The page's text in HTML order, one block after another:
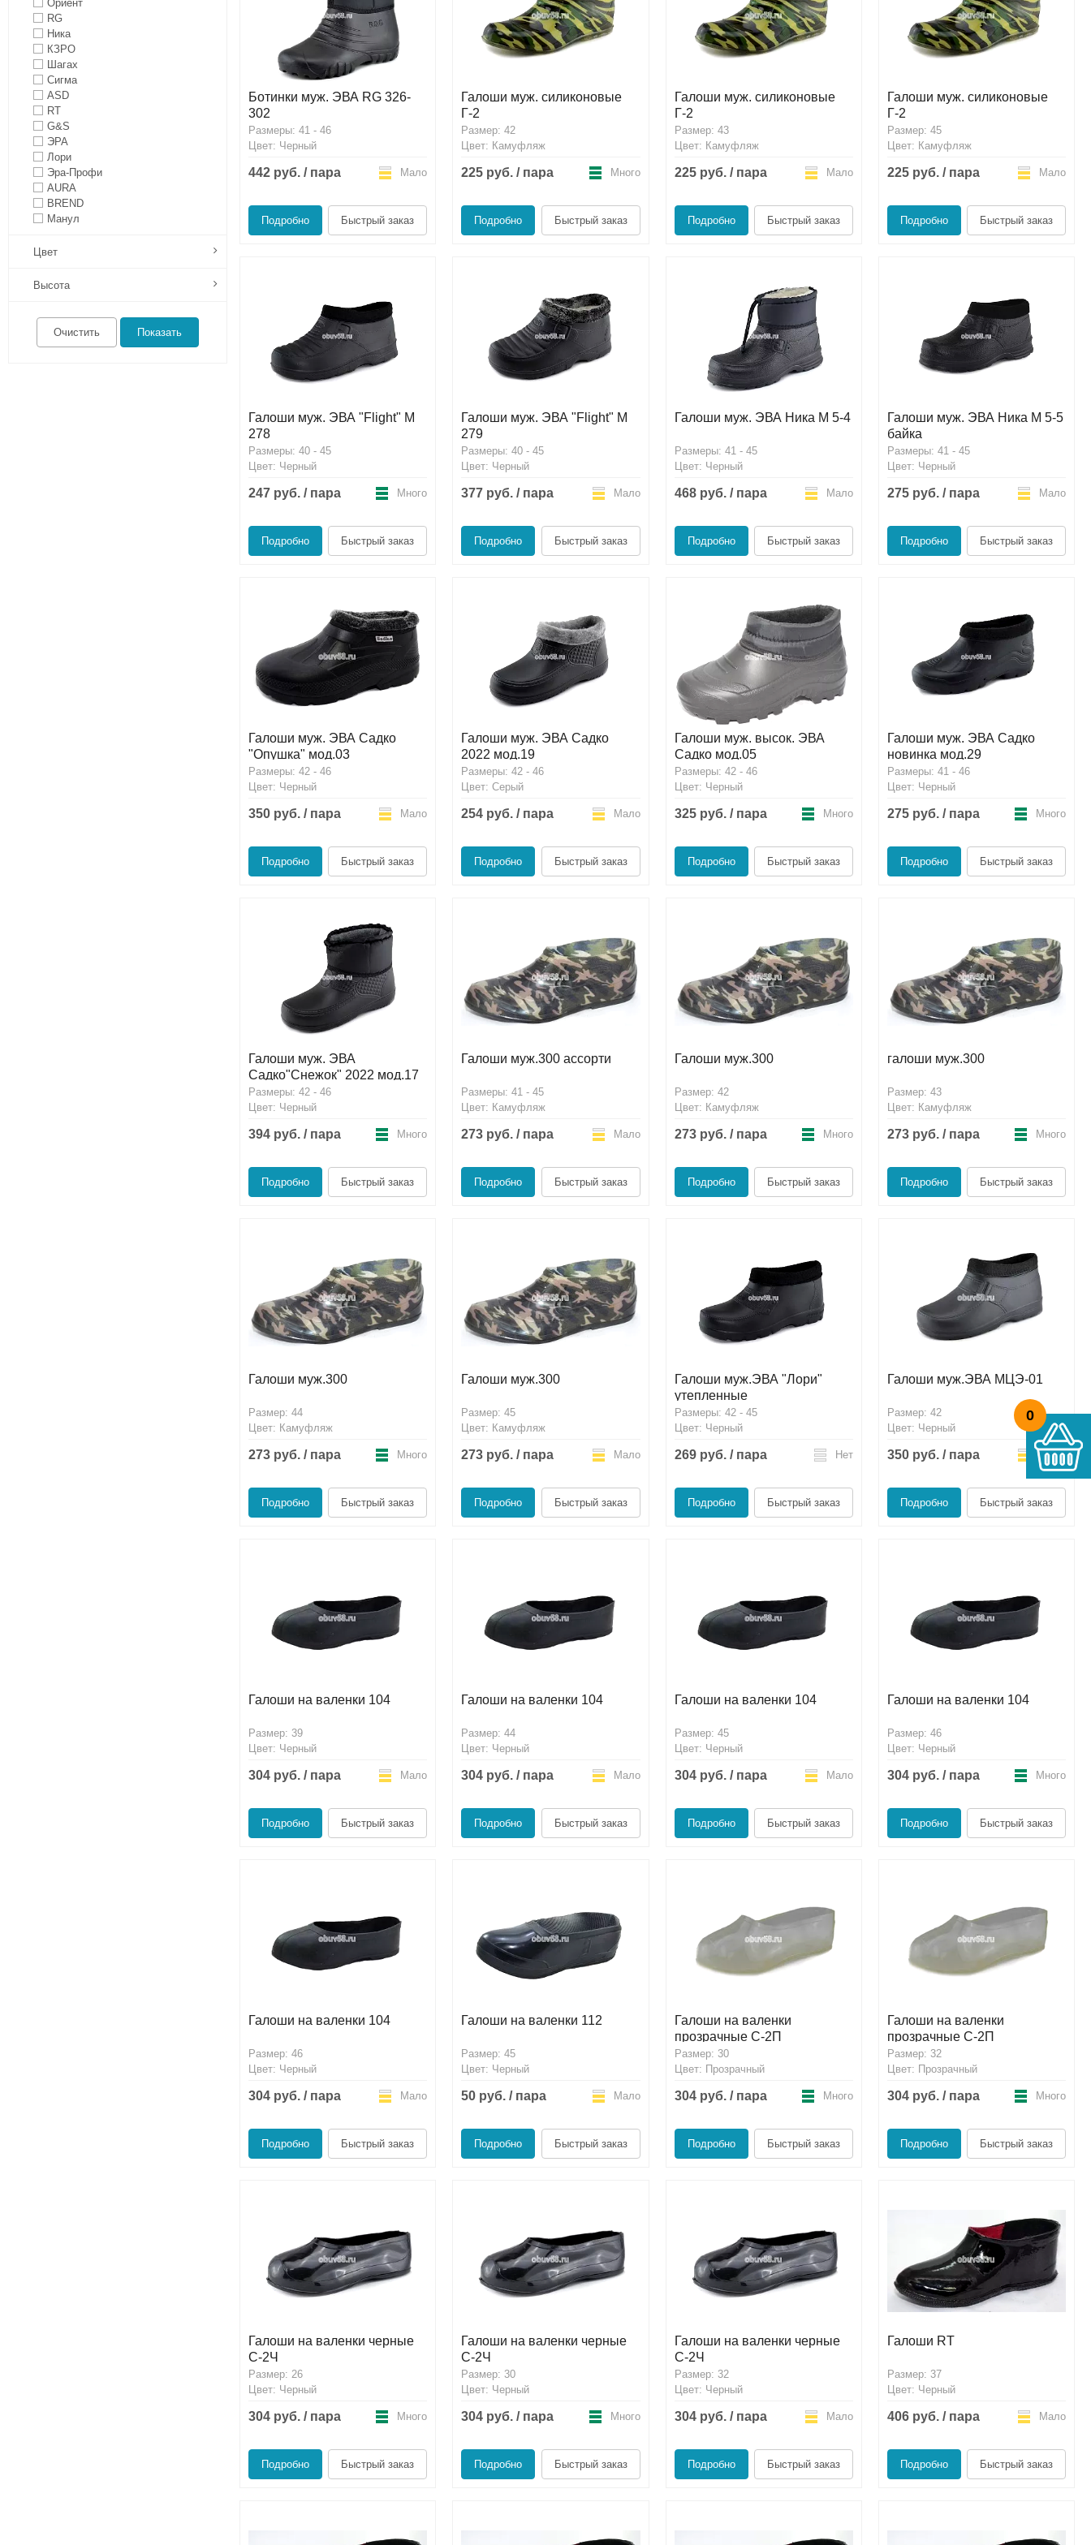
0
Ориент
RG
Ника
КЗРО
Шагах
Сигма
ASD
RT
G&S
ЭРА
Лори
Эра-Профи
AURA
BREND
Манул
Цвет
Высота
Ботинки муж. ЭВА RG 326-
302
Размеры: 41 - 46
Цвет: Черный
442 руб. / пара Мало
Подробно Быстрый заказ
Галоши муж. силиконовые
Г-2
Размер: 42
Цвет: Камуфляж
225 руб. / пара Много
Подробно Быстрый заказ
Галоши муж. силиконовые
Г-2
Размер: 43
Цвет: Камуфляж
225 руб. / пара Мало
Подробно Быстрый заказ
Галоши муж. силиконовые
Г-2
Размер: 45
Цвет: Камуфляж
225 руб. / пара Мало
Подробно Быстрый заказ
Галоши муж. ЭВА "Flight" М
278
Размеры: 40 - 45
Цвет: Черный
247 руб. / пара Много
Подробно Быстрый заказ
Галоши муж. ЭВА "Flight" М
279
Размеры: 40 - 45
Цвет: Черный
377 руб. / пара Мало
Подробно Быстрый заказ
Галоши муж. ЭВА Ника М 5-4
Размеры: 41 - 45
Цвет: Черный
468 руб. / пара Мало
Подробно Быстрый заказ
Галоши муж. ЭВА Ника М 5-5
байка
Размеры: 41 - 45
Цвет: Черный
275 руб. / пара Мало
Подробно Быстрый заказ
Галоши муж. ЭВА Садко
"Опушка" мод.03
Размеры: 42 - 46
Цвет: Черный
350 руб. / пара Мало
Подробно Быстрый заказ
Галоши муж. ЭВА Садко
2022 мод.19
Размеры: 42 - 46
Цвет: Серый
254 руб. / пара Мало
Подробно Быстрый заказ
Галоши муж. высок. ЭВА
Садко мод.05
Размеры: 42 - 46
Цвет: Черный
325 руб. / пара Много
Подробно Быстрый заказ
Галоши муж. ЭВА Садко
новинка мод.29
Размеры: 41 - 46
Цвет: Черный
275 руб. / пара Много
Подробно Быстрый заказ
Галоши муж. ЭВА
Садко"Снежок" 2022 мод.17
Размеры: 42 - 46
Цвет: Черный
394 руб. / пара Много
Подробно Быстрый заказ
Галоши муж.300 ассорти
Размеры: 41 - 45
Цвет: Камуфляж
273 руб. / пара Мало
Подробно Быстрый заказ
Галоши муж.300
Размер: 42
Цвет: Камуфляж
273 руб. / пара Много
Подробно Быстрый заказ
галоши муж.300
Размер: 43
Цвет: Камуфляж
273 руб. / пара Много
Подробно Быстрый заказ
Галоши муж.300
Размер: 44
Цвет: Камуфляж
273 руб. / пара Много
Подробно Быстрый заказ
Галоши муж.300
Размер: 45
Цвет: Камуфляж
273 руб. / пара Мало
Подробно Быстрый заказ
Галоши муж.ЭВА "Лори"
утепленные
Размеры: 42 - 45
Цвет: Черный
269 руб. / пара Нет
Подробно Быстрый заказ
Галоши муж.ЭВА МЦЭ-01
Размер: 42
Цвет: Черный
350 руб. / пара Мало
Подробно Быстрый заказ
Галоши на валенки 104
Размер: 39
Цвет: Черный
304 руб. / пара Мало
Подробно Быстрый заказ
Галоши на валенки 104
Размер: 44
Цвет: Черный
304 руб. / пара Мало
Подробно Быстрый заказ
Галоши на валенки 104
Размер: 45
Цвет: Черный
304 руб. / пара Мало
Подробно Быстрый заказ
Галоши на валенки 104
Размер: 46
Цвет: Черный
304 руб. / пара Много
Подробно Быстрый заказ
Галоши на валенки 104
Размер: 46
Цвет: Черный
304 руб. / пара Мало
Подробно Быстрый заказ
Галоши на валенки 112
Размер: 45
Цвет: Черный
50 руб. / пара Мало
Подробно Быстрый заказ
Галоши на валенки
прозрачные С-2П
Размер: 30
Цвет: Прозрачный
304 руб. / пара Много
Подробно Быстрый заказ
Галоши на валенки
прозрачные С-2П
Размер: 32
Цвет: Прозрачный
304 руб. / пара Много
Подробно Быстрый заказ
Галоши на валенки черные
С-2Ч
Размер: 26
Цвет: Черный
304 руб. / пара Много
Подробно Быстрый заказ
Галоши на валенки черные
С-2Ч
Размер: 30
Цвет: Черный
304 руб. / пара Много
Подробно Быстрый заказ
Галоши на валенки черные
С-2Ч
Размер: 32
Цвет: Черный
304 руб. / пара Мало
Подробно Быстрый заказ
Галоши RT
Размер: 37
Цвет: Черный
406 руб. / пара Мало
Подробно Быстрый заказ
Сапоги ПВХ/ЭВА
Спортивная обувь
Утеплитель/Стелька
Сапоги ПВХ
Спортивная обувь
Утеплитель/Стелька
Пляжная обувь
Сапоги ПВХ
Спортивная обувь
Утеплитель/Стелька